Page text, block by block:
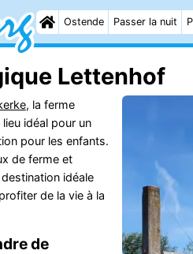
Ostende Passer la nuit
Lettenhof
, la ferme
idéal pour un
pour les enfants.
de ferme et
idéale
de la vie à la
de